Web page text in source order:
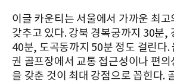
이글 카운티는 서울에서 가까운 최
갖추고 있다. 강북 경복궁까지 30분,
40분, 도곡동까지 50분 정도 걸린다.
권 골프장에서 교통 접근성이나 편의
을 갖춘 것이 최대 강점으로 꼽힌다.